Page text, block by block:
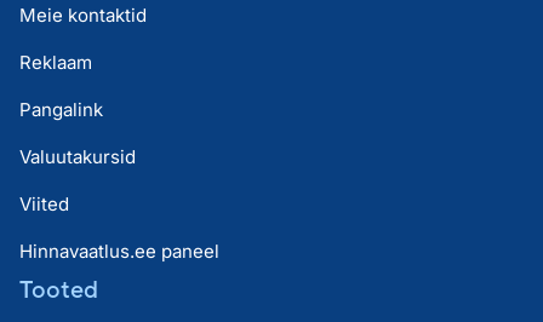
Meie kontaktid
Reklaam
Pangalink
Valuutakursid
Viited
Hinnavaatlus.ee paneel
Tooted